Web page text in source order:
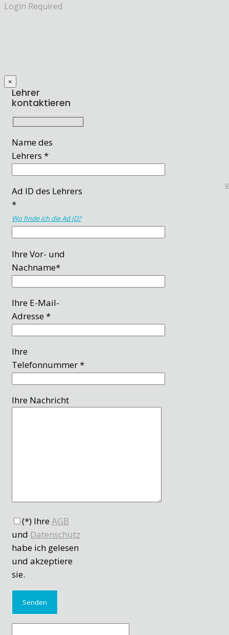
Login Required
×
Lehrer
kontaktieren
Name des
Lehrers *
Ad ID des Lehrers
*
Wo finde ich die Ad ID?
Ihre Vor- und
Nachname*
Ihre E-Mail-
Adresse *
Ihre
Telefonnummer *
Ihre Nachricht
(*) IhreAGB
und Datenschutz
habe ich gelesen
und akzeptiere
sie.